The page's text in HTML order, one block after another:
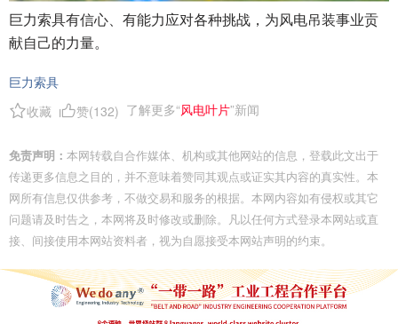
巨力索具有信心、有能力应对各种挑战，为风电吊装事业贡
献自己的力量。
巨力索具
收藏
赞(132) 了解更多“风电叶片”新闻
免责声明： 本网转载自合作媒体、机构或其他网站的信息，登载此文出于
传递更多信息之目的，并不意味着赞同其观点或证实其内容的真实性。本
网所有信息仅供参考，不做交易和服务的根据。本网内容如有侵权或其它
问题请及时告之，本网将及时修改或删除。凡以任何方式登录本网站或直
接、间接使用本网站资料者，视为自愿接受本网站声明的约束。